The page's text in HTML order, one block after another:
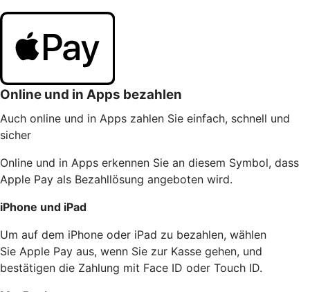
Online und in Apps bezahlen
Auch online und in Apps zahlen Sie einfach, schnell und
sicher
Online und in Apps erkennen Sie an diesem Symbol, dass
Apple Pay als Bezahllösung angeboten wird.
iPhone und iPad
Um auf dem iPhone oder iPad zu bezahlen, wählen
Sie Apple Pay aus, wenn Sie zur Kasse gehen, und
bestätigen die Zahlung mit Face ID oder Touch ID.